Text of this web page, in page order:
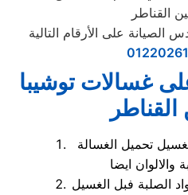
غسالات توشيبا
تحميل الغسالة